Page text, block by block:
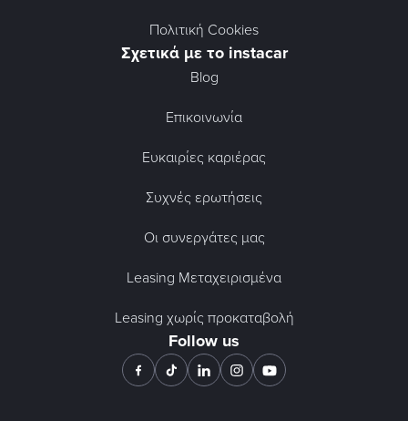
Πολιτική Cookies
Σχετικά με το instacar
Blog
Επικοινωνία
Ευκαιρίες καριέρας
Συχνές ερωτήσεις
Οι συνεργάτες μας
Leasing Μεταχειρισμένα
Leasing χωρίς προκαταβολή
Follow us